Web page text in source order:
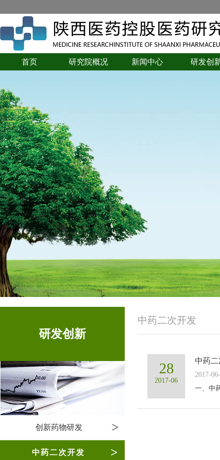
首页 研究院概况 新闻中心 研发创
研发创新
创新药物研发 >
中药二次开发 >
中药二次开发
28
2017-06
中药
2017-
一、中